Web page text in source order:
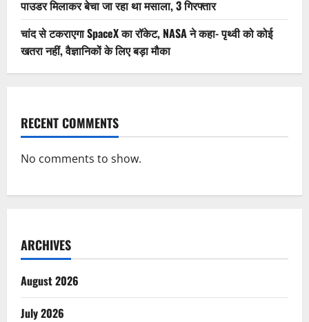
पाउडर मिलाकर बेचा जा रहा था मसाला, 3 गिरफ्तार
चांद से टकराएगा SpaceX का रॉकेट, NASA ने कहा- पृथ्वी को कोई
खतरा नहीं, वैज्ञानिकों के लिए बड़ा मौका
RECENT COMMENTS
No comments to show.
ARCHIVES
August 2026
July 2026